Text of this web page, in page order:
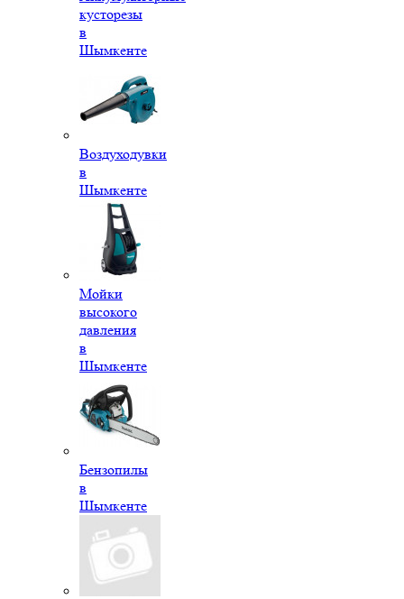
кусторезы
в
Шымкенте
Воздуходувки
в
Шымкенте
Мойки
высокого
давления
в
Шымкенте
Бензопилы
в
Шымкенте